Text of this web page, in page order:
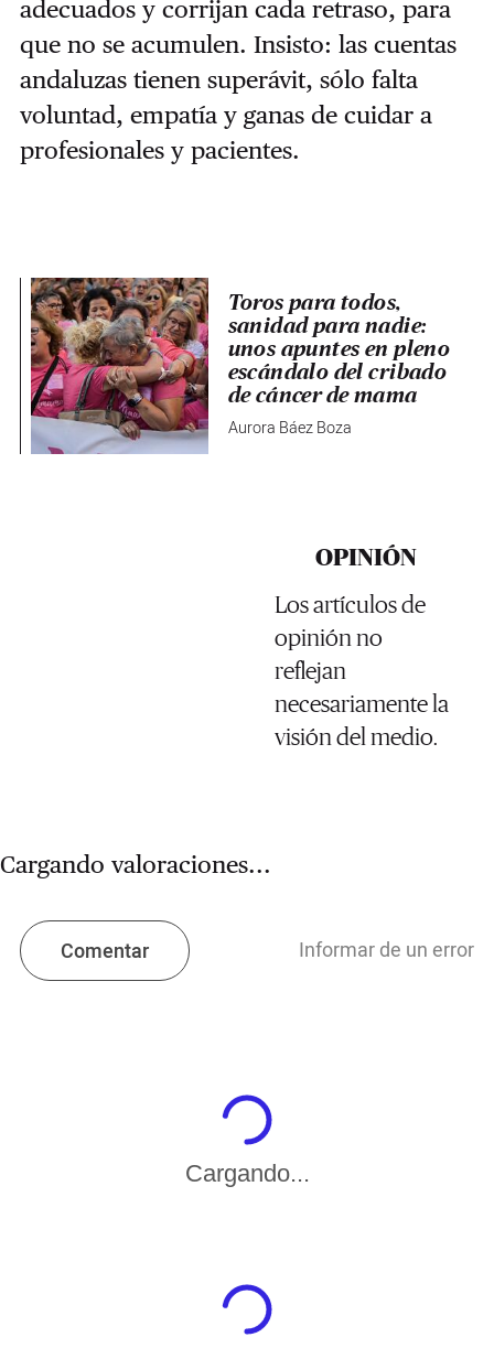
adecuados y corrijan cada retraso, para
que no se acumulen. Insisto: las cuentas
andaluzas tienen superávit, sólo falta
voluntad, empatía y ganas de cuidar a
profesionales y pacientes.
Toros para todos,
sanidad para nadie:
unos apuntes en pleno
escándalo del cribado
de cáncer de mama
Aurora Báez Boza
OPINIÓN
Los artículos de
opinión no
reflejan
necesariamente la
visión del medio.
Cargando valoraciones...
Comentar Informar de un error
Cargando...